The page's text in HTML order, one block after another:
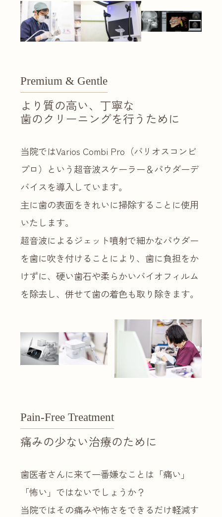
Premium & Gentle
より質の高い、丁寧な
歯のクリーニングを行うために
当院ではVarios Combi Pro（バリオスコンビ
プロ）という超音波スケーラー＆パウダーデ
バイスを導入しています。
主に歯の表面をきれいに掃除することに使用
いたします。
超音波によるジェット噴射で細かなパウダー
を歯に吹き付けることにより、歯に負担をか
けずに、硬い歯石や柔らかいバイオフィルム
を除去し、併せて歯の着色も取り除きます。
Pain-Free Treatment
痛みの少ない治療のために
歯医者さんに来て一番嫌なことは「痛い」
「怖い」ではないでしょうか？
当院ではその痛みや怖さをできるだけ軽減す